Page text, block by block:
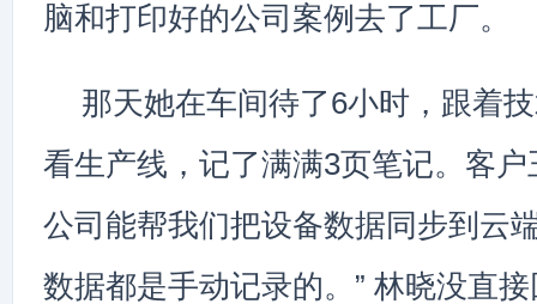
脑和打印好的公司案例去了工厂。
那天她在车间待了6小时，跟着
看生产线，记了满满3页笔记。客户
公司能帮我们把设备数据同步到云
数据都是手动记录的。” 林晓没直